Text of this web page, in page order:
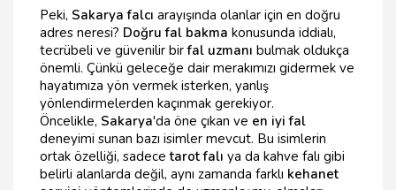
Peki, Sakarya falcı arayışında olanlar için en doğru
adres neresi? Doğru fal bakma konusunda iddialı,
tecrübeli ve güvenilir birfal uzmanı bulmak oldukça
önemli. Çünkü geleceğe dair merakımızı gidermek ve
hayatımıza yön vermek isterken, yanlış
yönlendirmelerden kaçınmak gerekiyor.
Öncelikle, Sakarya'da öne çıkan ve en iyi fal
deneyimi sunan bazı isimler mevcut. Bu isimlerin
ortak özelliği, sadecetarot falı ya da kahve falı gibi
belirli alanlarda değil, aynı zamanda farklı kehanet